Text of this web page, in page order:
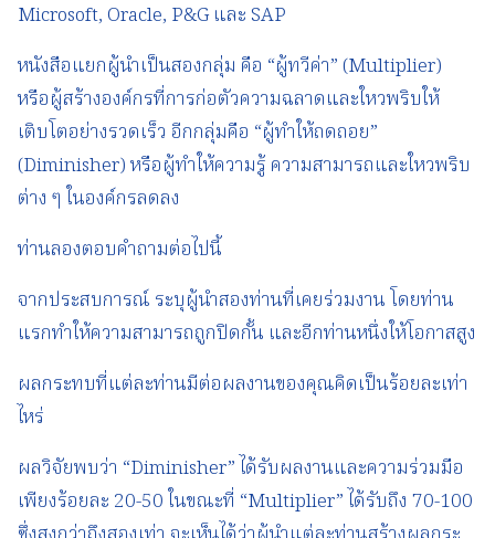
Microsoft, Oracle, P&G และ SAP
หนังสือแยกผู้นำเป็นสองกลุ่ม คือ “ผู้ทวีค่า” (Multiplier)
หรือผู้สร้างองค์กรที่การก่อตัวความฉลาดและใหวพริบให้
เติบโตอย่างรวดเร็ว อีกกลุ่มคือ “ผู้ทำให้ถดถอย”
(Diminisher) หรือผู้ทำให้ความรู้ ความสามารถและใหวพริบ
ต่าง ๆ ในองค์กรลดลง
ท่านลองตอบคำถามต่อไปนี้
จากประสบการณ์ ระบุผู้นำสองท่านที่เคยร่วมงาน โดยท่าน
แรกทำให้ความสามารถถูกปิดกั้น และอีกท่านหนึ่งให้โอกาสสูง
ผลกระทบที่แต่ละท่านมีต่อผลงานของคุณคิดเป็นร้อยละเท่า
ไหร่
ผลวิจัยพบว่า “Diminisher” ได้รับผลงานและความร่วมมือ
เพียงร้อยละ 20-50 ในขณะที่ “Multiplier” ได้รับถึง 70-100